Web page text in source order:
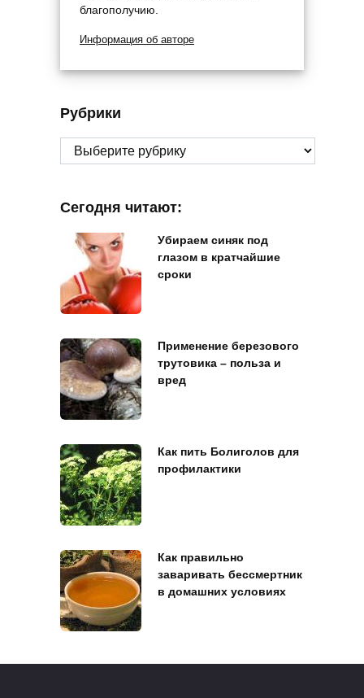
благополучию.
Информация об авторе
Рубрики
Рубрики
Сегодня читают:
Убираем синяк под
глазом в кратчайшие
сроки
Применение березового
трутовика – польза и
вред
Как пить Болиголов для
профилактики
Как правильно
заваривать бессмертник
в домашних условиях